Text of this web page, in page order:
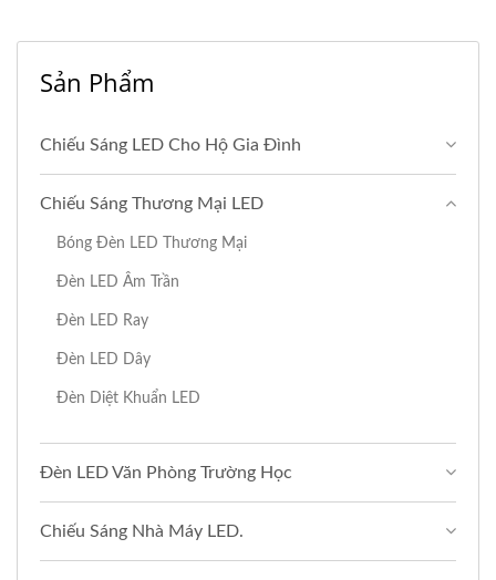
Sản Phẩm
Chiếu Sáng LED Cho Hộ Gia Đình
Chiếu Sáng Thương Mại LED
Bóng Đèn LED Thương Mại
Đèn LED Âm Trần
Đèn LED Ray
Đèn LED Dây
Đèn Diệt Khuẩn LED
Đèn LED Văn Phòng Trường Học
Chiếu Sáng Nhà Máy LED.